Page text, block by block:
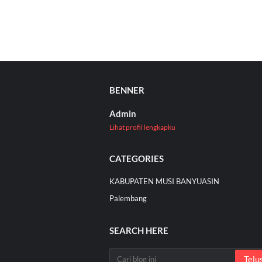
BENNER
Admin
Lihat profil lengkapku
CATEGORIES
KABUPATEN MUSI BANYUASIN
Palembang
SEARCH HERE